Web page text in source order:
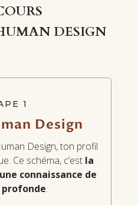
DESIGN
1
Design
Design, ton profil
Ce schéma, c’est la
connaissance de
.